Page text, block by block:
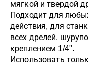
мягкой и твердой
Подходит для
действия, для
всех дрелей,
креплением 1/4".
Использовать